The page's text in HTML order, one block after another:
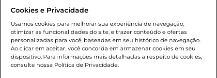
cliente. Os preços, ofertas e condições são exclusivos para
o e-commerce e válidos durante o dia de hoje, podendo
sofrer alterações sem prévia notificação. Proibida a venda
de bebidas alcoólicas para menores de 18 anos, conforme
Lei n.º 8069/90, art. 81, inciso II (Estatuto da Criança e do
Adolescente). Preços e condições exclusivos para o
Cookies e Privacidade
Usamos cookies para melhorar sua experiência de navegação,
otimizar as funcionalidades do site, e trazer conteúdo e ofertas
personalizadas para você, baseadas em seu histórico de navegação.
Ao clicar em aceitar, você concorda em armazenar cookies em seu
dispositivo. Para informações mais detalhadas a respeito de cookies,
consulte nossa Política de Privacidade.